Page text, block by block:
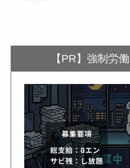
【PR】強制労